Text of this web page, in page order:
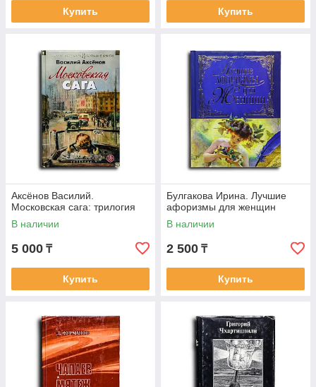
Купить Купить
Аксёнов Василий.
Московская сага: трилогия
В наличии
5 000 ₸
Купить
Булгакова Ирина. Лучшие
афоризмы для женщин
В наличии
2 500 ₸
Купить